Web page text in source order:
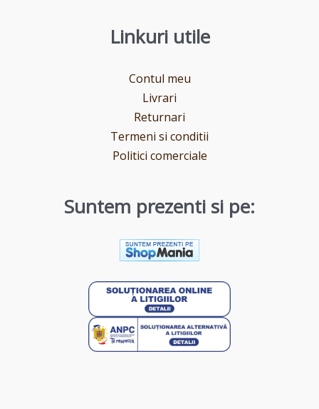
Linkuri utile
Contul meu
Livrari
Returnari
Termeni si conditii
Politici comerciale
Suntem prezenti si pe: